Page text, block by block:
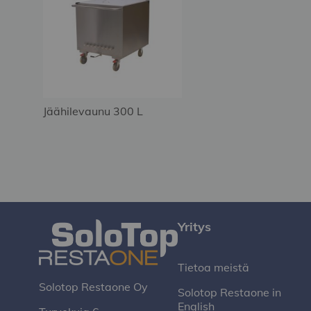
Jäähilevaunu 300 L
Solotop Restaone Oy
Yritys
Tietoa meistä
Solotop Restaone in
English